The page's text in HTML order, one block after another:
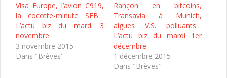
Visa Europe, l’avion C919,
la cocotte-minute SEB…
L’actu biz du mardi 3
novembre
3 novembre 2015
Dans "Brèves"
Rançon en bitcoins,
Transavia à Munich,
algues V.S. polluants…
L’actu biz du mardi 1er
décembre
1 décembre 2015
Dans "Brèves"